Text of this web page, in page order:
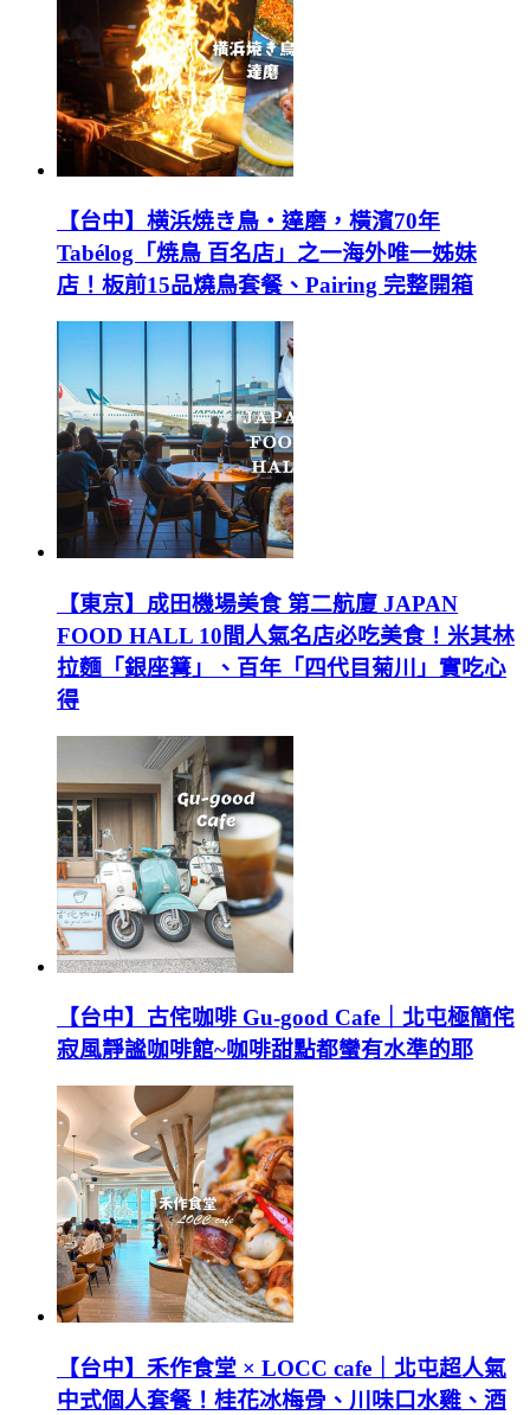
【台中】横浜焼き鳥‧達磨，橫濱70年
Tabélog「焼鳥 百名店」之一海外唯一姊妹
店！板前15品燒鳥套餐、Pairing 完整開箱
【東京】成田機場美食 第二航廈 JAPAN
FOOD HALL 10間人氣名店必吃美食！米其林
拉麵「銀座篝」、百年「四代目菊川」實吃心
得
【台中】古侘咖啡 Gu-good Cafe｜北屯極簡侘
寂風靜謐咖啡館~咖啡甜點都蠻有水準的耶
【台中】禾作食堂 × LOCC cafe｜北屯超人氣
中式個人套餐！桂花冰梅骨、川味口水雞、酒